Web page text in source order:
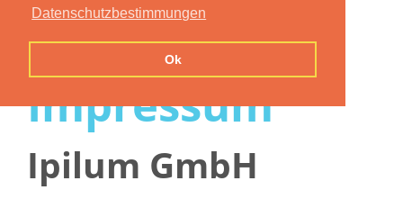
Datenschutzbestimmungen
Ok
Impressum
Ipilum GmbH